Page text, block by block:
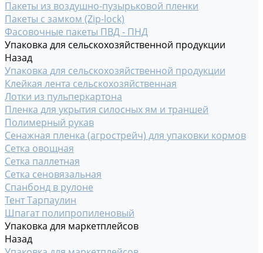
Пакеты из воздушно-пузырьковой пленки
Пакеты с замком (Zip-lock)
Фасовочные пакеты ПВД - ПНД
Упаковка для сельскохозяйственной продукции
Назад
Упаковка для сельскохозяйственной продукции
Клейкая лента сельскохозяйственная
Лотки из пульперкартона
Пленка для укрытия силосных ям и траншей
Полимерный рукав
Сенажная пленка (агрострейч) для упаковки кормов
Сетка овощная
Сетка паллетная
Сетка сеновязальная
Спанбонд в рулоне
Тент Тарпаулин
Шпагат полипропиленовый
Упаковка для маркетплейсов
Назад